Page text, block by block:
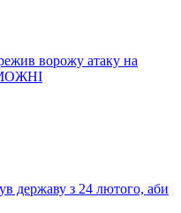
ворожу атаку на
державу з 24 лютого, аби